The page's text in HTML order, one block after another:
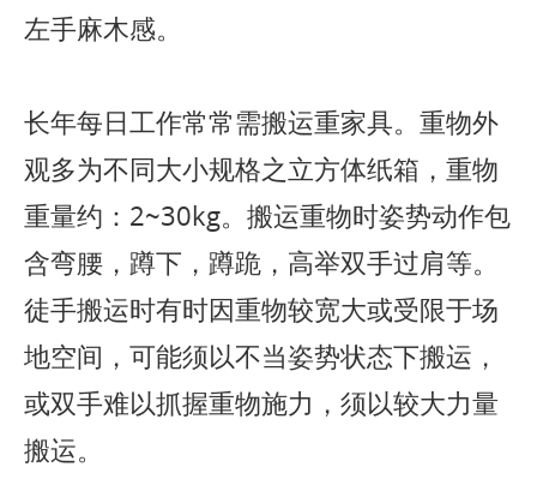
左手麻木感。
长年每日工作常常需搬运重家具。重物外
观多为不同大小规格之立方体纸箱，重物
重量约：2~30kg。搬运重物时姿势动作包
含弯腰，蹲下，蹲跪，高举双手过肩等。
徒手搬运时有时因重物较宽大或受限于场
地空间，可能须以不当姿势状态下搬运，
或双手难以抓握重物施力，须以较大力量
搬运。